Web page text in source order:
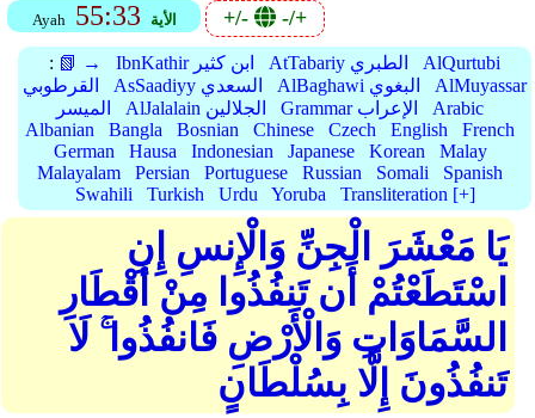
Ayah 55:33 الأية +/- -/+
: 📗 → IbnKathir ابن كثير AtTabariy الطبري
AlQurtubi
القرطوبي
AsSaadiyy السعدي AlBaghawi البغوي
AlMuyassar
الميسر
AlJalalain الجلالين Grammar الإعراب
Arabic
Albanian
Bangla Bosnian Chinese Czech English
French
German
Hausa Indonesian Japanese Korean
Malay
Malayalam
Persian Portuguese Russian Somali
Spanish
Swahili
Turkish Urdu Yoruba Transliteration [+]
يَا مَعْشَرَ الْجِنِّ وَالْإِنسِ إِنِ
اسْتَطَعْتُمْ أَن تَنفُذُوا مِنْ أَقْطَارِ
السَّمَاوَاتِ وَالْأَرْضِ فَانفُذُوا ۚ لَا
تَنفُذُونَ إِلَّا بِسُلْطَانٍ